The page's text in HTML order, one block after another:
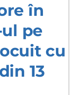
în
pe
cu
13